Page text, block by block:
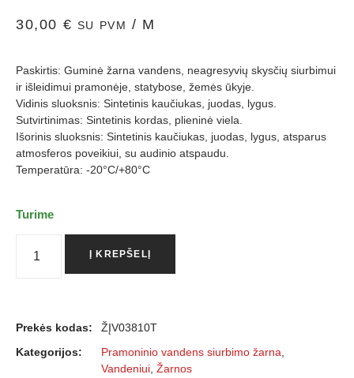
30,00 € SU PVM / M
Paskirtis: Guminė žarna vandens, neagresyvių skysčių siurbimui
ir išleidimui pramonėje, statybose, žemės ūkyje.
Vidinis sluoksnis: Sintetinis kaučiukas, juodas, lygus.
Sutvirtinimas: Sintetinis kordas, plieninė viela.
Išorinis sluoksnis: Sintetinis kaučiukas, juodas, lygus, atsparus
atmosferos poveikiui, su audinio atspaudu.
Temperatūra: -20°C/+80°C
Turime
Į KREPŠELĮ
Prekės kodas:
ŽĮV03810T
Kategorijos:
Pramoninio vandens siurbimo žarna
Vandeniui Žarnos